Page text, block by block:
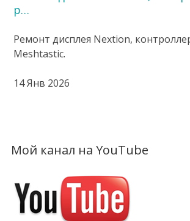
р…
Ремонт дисплея Nextion,
Meshtastic.
14 Янв 2026
Мой канал на YouTube